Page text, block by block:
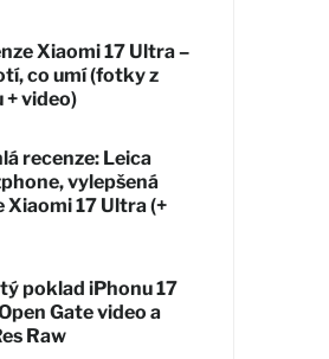
Xiaomi 17 Ultra –
co umí (fotky z
+ video)
recenze: Leica
vylepšená
Xiaomi 17 Ultra (+
poklad iPhonu 17
Gate video a
Raw